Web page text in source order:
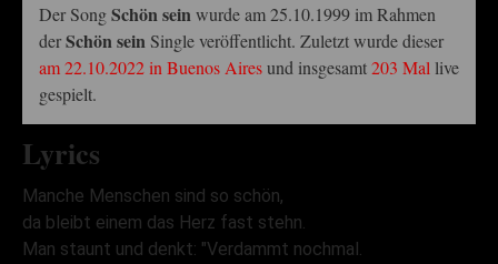
Der SongSchön seinwurde am 25.10.1999 im Rahmen
derSchön seinSingle veröffentlicht. Zuletzt wurde dieser
am 22.10.2022 in Buenos Airesund insgesamt203 Mal live
gespielt.
Lyrics
Manche Menschen sind so schön,
da bleibt einem das Herz fast stehn.
Man staunt und denkt: "Verdammt nochmal.